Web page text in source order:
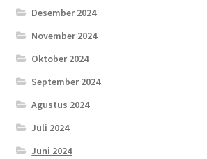
Desember 2024
November 2024
Oktober 2024
September 2024
Agustus 2024
Juli 2024
Juni 2024